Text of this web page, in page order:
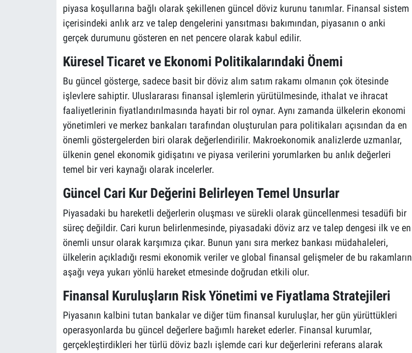
piyasa koşullarına bağlı olarak şekillenen güncel döviz kurunu tanımlar. Finansal sistem
içerisindeki anlık arz ve talep dengelerini yansıtması bakımından, piyasanın o anki
gerçek durumunu gösteren en net pencere olarak kabul edilir.
Küresel Ticaret ve Ekonomi Politikalarındaki Önemi
Bu güncel gösterge, sadece basit bir döviz alım satım rakamı olmanın çok ötesinde
işlevlere sahiptir. Uluslararası finansal işlemlerin yürütülmesinde, ithalat ve ihracat
faaliyetlerinin fiyatlandırılmasında hayati bir rol oynar. Aynı zamanda ülkelerin ekonomi
yönetimleri ve merkez bankaları tarafından oluşturulan para politikaları açısından da en
önemli göstergelerden biri olarak değerlendirilir. Makroekonomik analizlerde uzmanlar,
ülkenin genel ekonomik gidişatını ve piyasa verilerini yorumlarken bu anlık değerleri
temel bir veri kaynağı olarak incelerler.
Güncel Cari Kur Değerini Belirleyen Temel Unsurlar
Piyasadaki bu hareketli değerlerin oluşması ve sürekli olarak güncellenmesi tesadüfi bir
süreç değildir. Cari kurun belirlenmesinde, piyasadaki döviz arz ve talep dengesi ilk ve en
önemli unsur olarak karşımıza çıkar. Bunun yanı sıra merkez bankası müdahaleleri,
ülkelerin açıkladığı resmi ekonomik veriler ve global finansal gelişmeler de bu rakamların
aşağı veya yukarı yönlü hareket etmesinde doğrudan etkili olur.
Finansal Kuruluşların Risk Yönetimi ve Fiyatlama Stratejileri
Piyasanın kalbini tutan bankalar ve diğer tüm finansal kuruluşlar, her gün yürüttükleri
operasyonlarda bu güncel değerlere bağımlı hareket ederler. Finansal kurumlar,
gerçekleştirdikleri her türlü döviz bazlı işlemde cari kur değerlerini referans alarak